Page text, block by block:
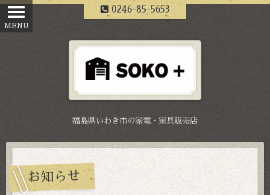
0246-85-5653
福島県いわき市の家電・家具販売店
お知らせ